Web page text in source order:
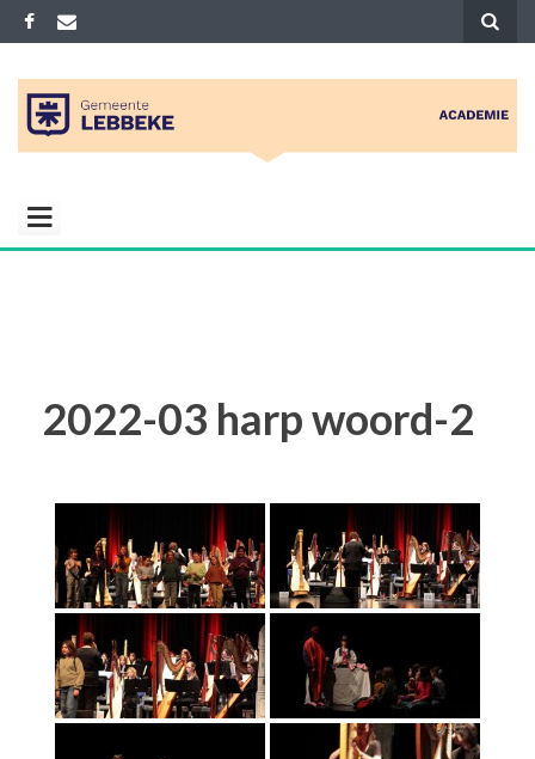
Skip
to
content
ACADEMIE
LEBBEKE
Woord Dans en Beeld
2022-03 harp woord-2